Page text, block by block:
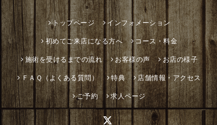
トップページ インフォメーション
初めてご来店になる方へ コース・料金
施術を受けるまでの流れ お客様の声 お店の様子
ＦＡＱ（よくある質問） 特典 店舗情報・アクセス
ご予約 求人ページ